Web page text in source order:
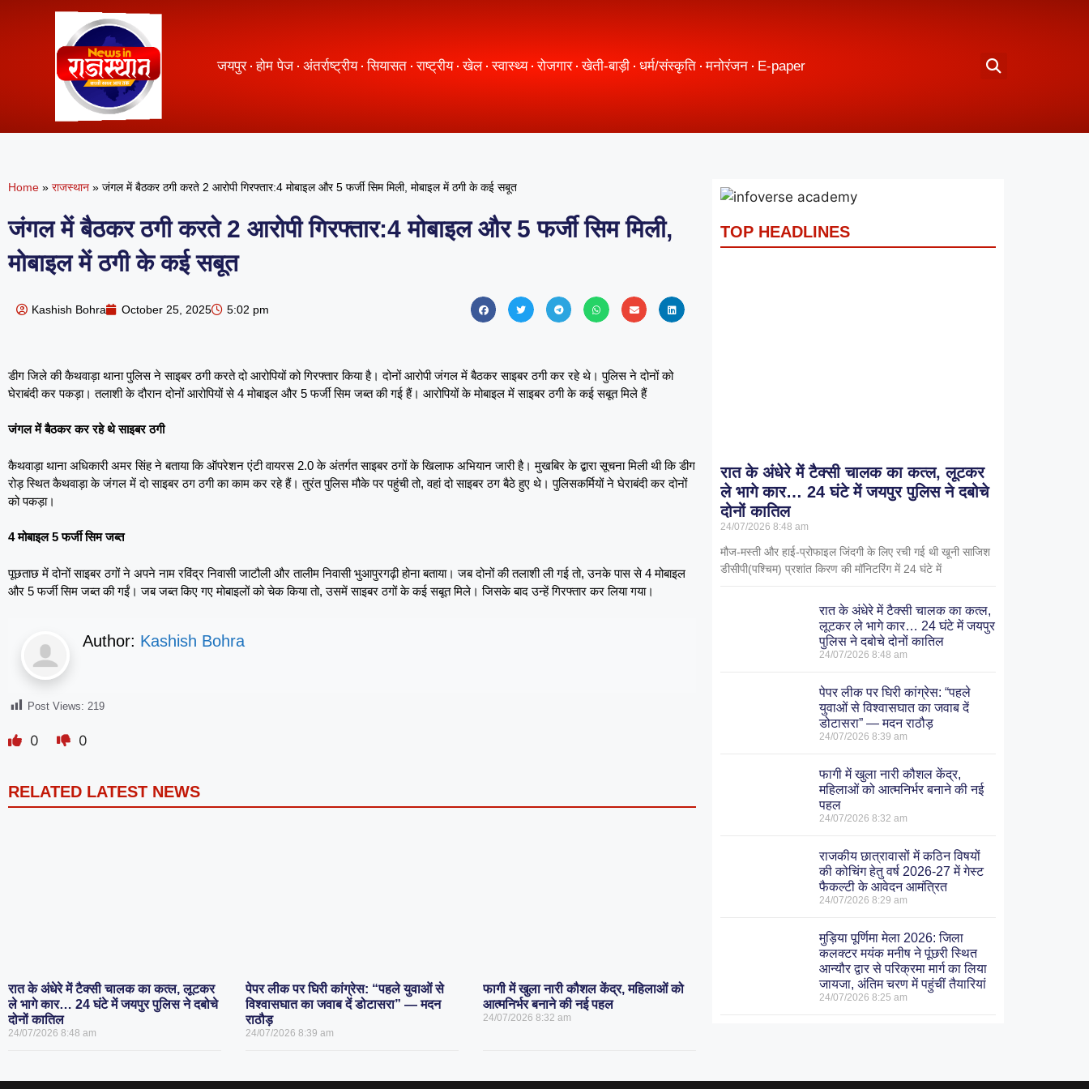
जयपुर होम पेज अंतर्राष्ट्रीय सियासत राष्ट्रीय खेल स्वास्थ्य रोजगार खेती-बाड़ी धर्म/संस्कृति मनोरंजन E-paper
Home » राजस्थान » जंगल में बैठकर ठगी करते 2 आरोपी गिरफ्तार:4 मोबाइल और 5 फर्जी सिम मिली, मोबाइल में ठगी के कई सबूत
जंगल में बैठकर ठगी करते 2 आरोपी गिरफ्तार:4 मोबाइल और 5 फर्जी सिम मिली,
मोबाइल में ठगी के कई सबूत
Kashish Bohra October 25, 2025 5:02 pm
डीग जिले की कैथवाड़ा थाना पुलिस ने साइबर ठगी करते दो आरोपियों को गिरफ्तार किया है। दोनों आरोपी जंगल में बैठकर साइबर ठगी कर रहे थे। पुलिस ने दोनों को
घेराबंदी कर पकड़ा। तलाशी के दौरान दोनों आरोपियों से 4 मोबाइल और 5 फर्जी सिम जब्त की गई हैं। आरोपियों के मोबाइल में साइबर ठगी के कई सबूत मिले हैं
जंगल में बैठकर कर रहे थे साइबर ठगी
कैथवाड़ा थाना अधिकारी अमर सिंह ने बताया कि ऑपरेशन एंटी वायरस 2.0 के अंतर्गत साइबर ठगों के खिलाफ अभियान जारी है। मुखबिर के द्बारा सूचना मिली थी कि डीग
रोड़ स्थित कैथवाड़ा के जंगल में दो साइबर ठग ठगी का काम कर रहे हैं। तुरंत पुलिस मौके पर पहुंची तो, वहां दो साइबर ठग बैठे हुए थे। पुलिसकर्मियों ने घेराबंदी कर दोनों
को पकड़ा।
4 मोबाइल 5 फर्जी सिम जब्त
पूछताछ में दोनों साइबर ठगों ने अपने नाम रविंद्र निवासी जाटौली और तालीम निवासी भुआपुरगढ़ी होना बताया। जब दोनों की तलाशी ली गई तो, उनके पास से 4 मोबाइल
और 5 फर्जी सिम जब्त की गईं। जब जब्त किए गए मोबाइलों को चेक किया तो, उसमें साइबर ठगों के कई सबूत मिले। जिसके बाद उन्हें गिरफ्तार कर लिया गया।
Author: Kashish Bohra
Post Views: 219
0 0
RELATED LATEST NEWS
रात के अंधेरे में टैक्सी चालक का कत्ल, लूटकर
ले भागे कार… 24 घंटे में जयपुर पुलिस ने दबोचे
दोनों कातिल
24/07/2026 8:48 am
पेपर लीक पर घिरी कांग्रेस: “पहले युवाओं से
विश्वासघात का जवाब दें डोटासरा” — मदन
राठौड़
24/07/20268:39 am
फागी में खुला नारी कौशल केंद्र, महिलाओं को
आत्मनिर्भर बनाने की नई पहल
24/07/20268:32 am
TOP HEADLINES
रात के अंधेरे में टैक्सी चालक का कत्ल, लूटकर
ले भागे कार… 24 घंटे में जयपुर पुलिस ने दबोचे
दोनों कातिल
24/07/20268:48 am
मौज-मस्ती और हाई-प्रोफाइल जिंदगी के लिए रची गई थी खूनी साजिश
डीसीपी(पश्चिम) प्रशांत किरण की मॉनिटरिंग में 24 घंटे में
रात के अंधेरे में टैक्सी चालक का कत्ल,
लूटकर ले भागे कार… 24 घंटे में जयपुर
पुलिस ने दबोचे दोनों कातिल
24/07/20268:48 am
पेपर लीक पर घिरी कांग्रेस: “पहले
युवाओं से विश्वासघात का जवाब दें
डोटासरा” — मदन राठौड़
24/07/20268:39 am
फागी में खुला नारी कौशल केंद्र,
महिलाओं को आत्मनिर्भर बनाने की नई
पहल
24/07/20268:32 am
राजकीय छात्रावासों में कठिन विषयों
की कोचिंग हेतु वर्ष 2026-27 में गेस्ट
फैकल्टी के आवेदन आमंत्रित
24/07/20268:29 am
मुड़िया पूर्णिमा मेला 2026: जिला
कलक्टर मयंक मनीष ने पूंछरी स्थित
आन्यौर द्वार से परिक्रमा मार्ग का लिया
जायजा, अंतिम चरण में पहुंचीं तैयारियां
24/07/20268:25 am